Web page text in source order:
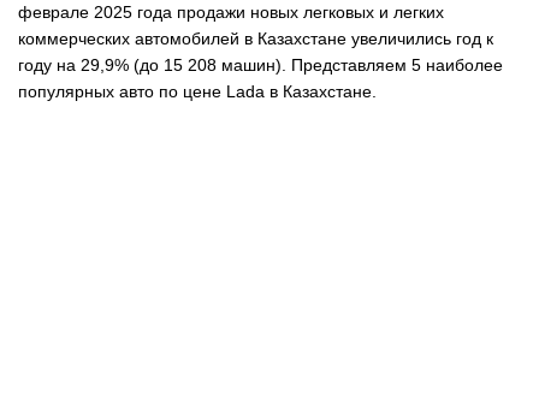
феврале 2025 года продажи новых легковых и легких
коммерческих автомобилей в Казахстане увеличились год к
году на 29,9% (до 15 208 машин). Представляем 5 наиболее
популярных авто по цене Lada в Казахстане.